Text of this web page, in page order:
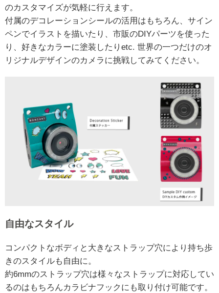
のカスタマイズが気軽に行えます。
付属のデコレーションシールの活用はもちろん、サイン
ペンでイラストを描いたり、市販のDIYパーツを使った
り、好きなカラーに塗装したりetc. 世界の一つだけのオ
リジナルデザインのカメラに挑戦してみてください。
自由なスタイル
コンパクトなボディと大きなストラップ穴により持ち歩
きのスタイルも自由に。
約6mmのストラップ穴は様々なストラップに対応してい
るのはもちろんカラビナフックにも取り付け可能です。